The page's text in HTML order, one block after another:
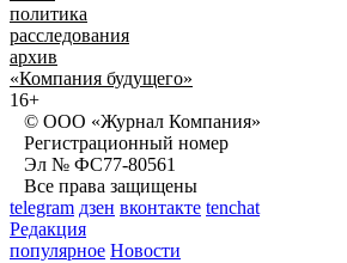
политика
расследования
архив
«Компания будущего»
16+
© ООО «Журнал Компания»
Регистрационный номер
Эл № ФС77-80561
Все права защищены
telegram дзен вконтакте tenchat
Редакция
популярное Новости